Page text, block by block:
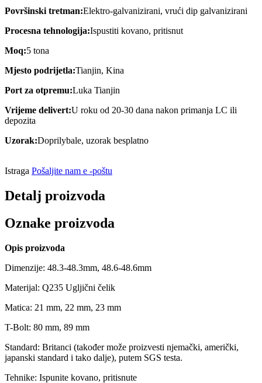
Površinski tretman:Elektro-galvanizirani, vrući dip galvanizirani
Procesna tehnologija:Ispustiti kovano, pritisnut
Moq:5 tona
Mjesto podrijetla:Tianjin, Kina
Port za otpremu:Luka Tianjin
Vrijeme delivert:U roku od 20-30 dana nakon primanja LC ili
depozita
Uzorak:Doprilybale, uzorak besplatno
Istraga Pošaljite nam e -poštu
Detalj proizvoda
Oznake proizvoda
Opis proizvoda
Dimenzije: 48.3-48.3mm, 48.6-48.6mm
Materijal: Q235 Ugljični čelik
Matica: 21 mm, 22 mm, 23 mm
T-Bolt: 80 mm, 89 mm
Standard: Britanci (također može proizvesti njemački, američki,
japanski standard i tako dalje), putem SGS testa.
Tehnike: Ispunite kovano, pritisnute